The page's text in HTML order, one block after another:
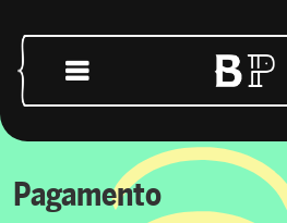
Navigazione principale
Pagamento